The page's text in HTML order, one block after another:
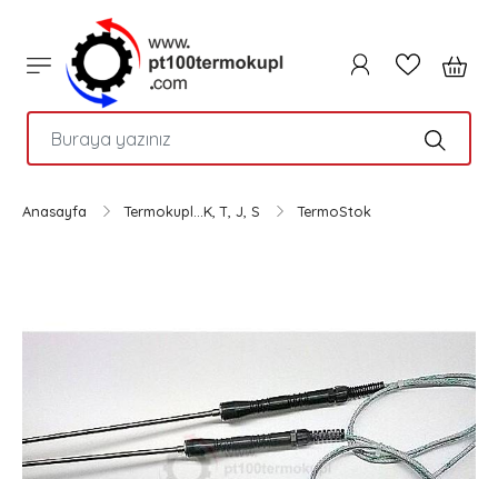
Anasayfa Termokupl...K, T, J, S TermoStok